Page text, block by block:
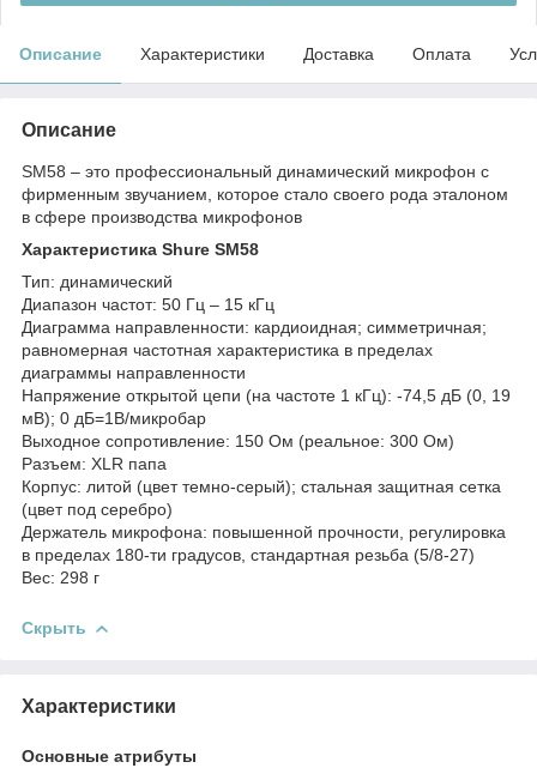
Описание Характеристики Доставка Оплата
Описание
SM58 – это профессиональный динамический микрофон с
фирменным звучанием, которое стало своего рода эталоном
в сфере производства микрофонов
Характеристика Shure SM58
Тип: динамический
Диапазон частот: 50 Гц – 15 кГц
Диаграмма направленности: кардиоидная; симметричная;
равномерная частотная характеристика в пределах
диаграммы направленности
Напряжение открытой цепи (на частоте 1 кГц): -74,5 дБ (0, 19
мВ); 0 дБ=1В/микробар
Выходное сопротивление: 150 Ом (реальное: 300 Ом)
Разъем: XLR папа
Корпус: литой (цвет темно-серый); стальная защитная сетка
(цвет под серебро)
Держатель микрофона: повышенной прочности, регулировка
в пределах 180-ти градусов, стандартная резьба (5/8-27)
Вес: 298 г
Скрыть
Характеристики
Основные атрибуты